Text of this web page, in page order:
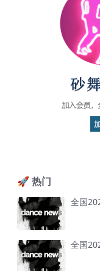
🚀 热门
全国
全国